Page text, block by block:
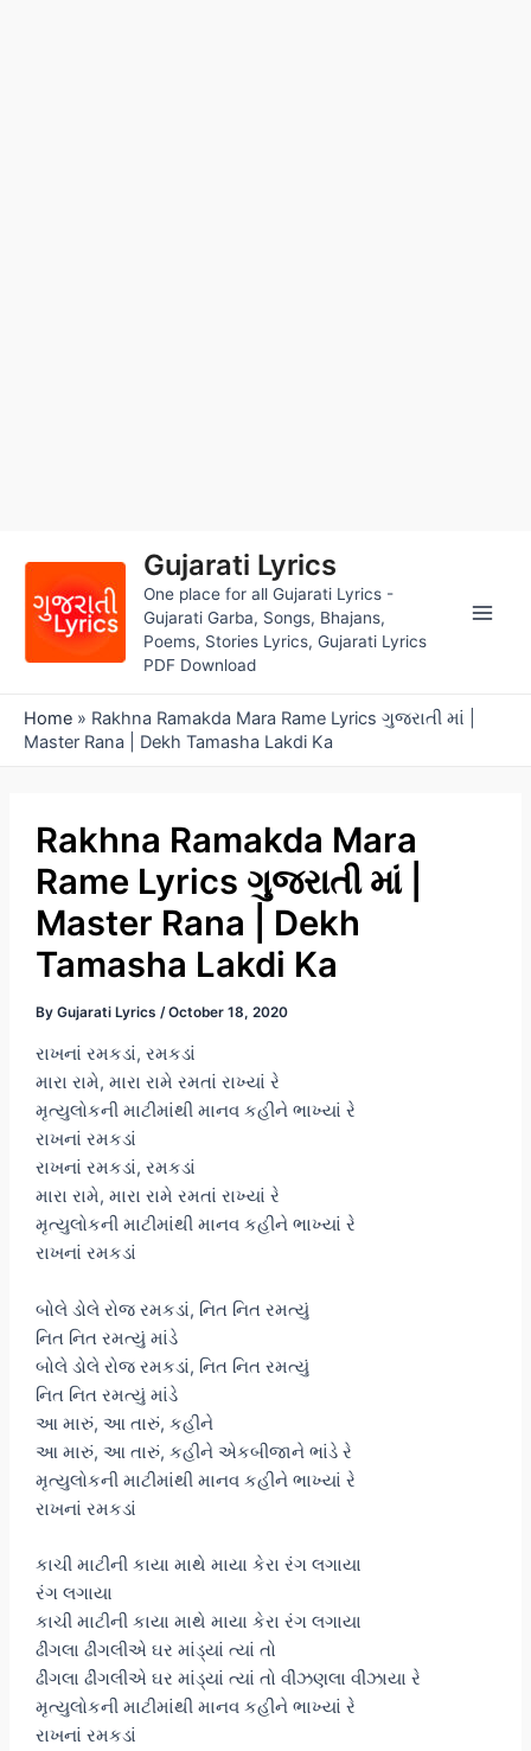
content
Gujarati Lyrics
One place for all Gujarati Lyrics -
Gujarati Garba, Songs, Bhajans,
Poems, Stories Lyrics, Gujarati Lyrics
PDF Download
Home » Rakhna Ramakda Mara Rame Lyrics ગુજરાતી માં |
Master Rana | Dekh Tamasha Lakdi Ka
Rakhna Ramakda Mara
Rame Lyrics ગુજરાતી માં |
Master Rana | Dekh
Tamasha Lakdi Ka
By Gujarati Lyrics /October 18, 2020
રાખનાં રમકડાં, રમકડાં
મારા રામે, મારા રામે રમતાં રાખ્યાં રે
મૃત્યુલોકની માટીમાંથી માનવ કહીને ભાખ્યાં રે
રાખનાં રમકડાં
રાખનાં રમકડાં, રમકડાં
મારા રામે, મારા રામે રમતાં રાખ્યાં રે
મૃત્યુલોકની માટીમાંથી માનવ કહીને ભાખ્યાં રે
રાખનાં રમકડાં
બોલે ડોલે રોજ રમકડાં, નિત નિત રમત્યું
નિત નિત રમત્યું માંડે
બોલે ડોલે રોજ રમકડાં, નિત નિત રમત્યું
નિત નિત રમત્યું માંડે
આ મારું, આ તારું, કહીને
આ મારું, આ તારું, કહીને એકબીજાને ભાંડે રે
મૃત્યુલોકની માટીમાંથી માનવ કહીને ભાખ્યાં રે
રાખનાં રમકડાં
કાચી માટીની કાયા માથે માયા કેરા રંગ લગાયા
રંગ લગાયા
કાચી માટીની કાયા માથે માયા કેરા રંગ લગાયા
ઢીંગલા ઢીંગલીએ ઘર માંડ્યાં ત્યાં તો
ઢીંગલા ઢીંગલીએ ઘર માંડ્યાં ત્યાં તો વીંઝણલા વીંઝાયા રે
મૃત્યુલોકની માટીમાંથી માનવ કહીને ભાખ્યાં રે
રાખનાં રમકડાં